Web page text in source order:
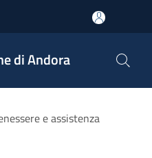
di Andora
e assistenza